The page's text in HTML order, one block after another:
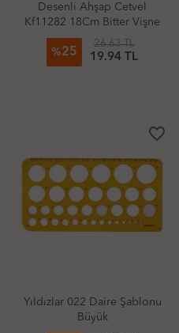
Desenli Ahşap Cetvel
Kf11282 18Cm Bitter Vişne
%25
26.63 TL
19.94 TL
favorite_border
Yıldızlar 022 Daire Şablonu
Büyük